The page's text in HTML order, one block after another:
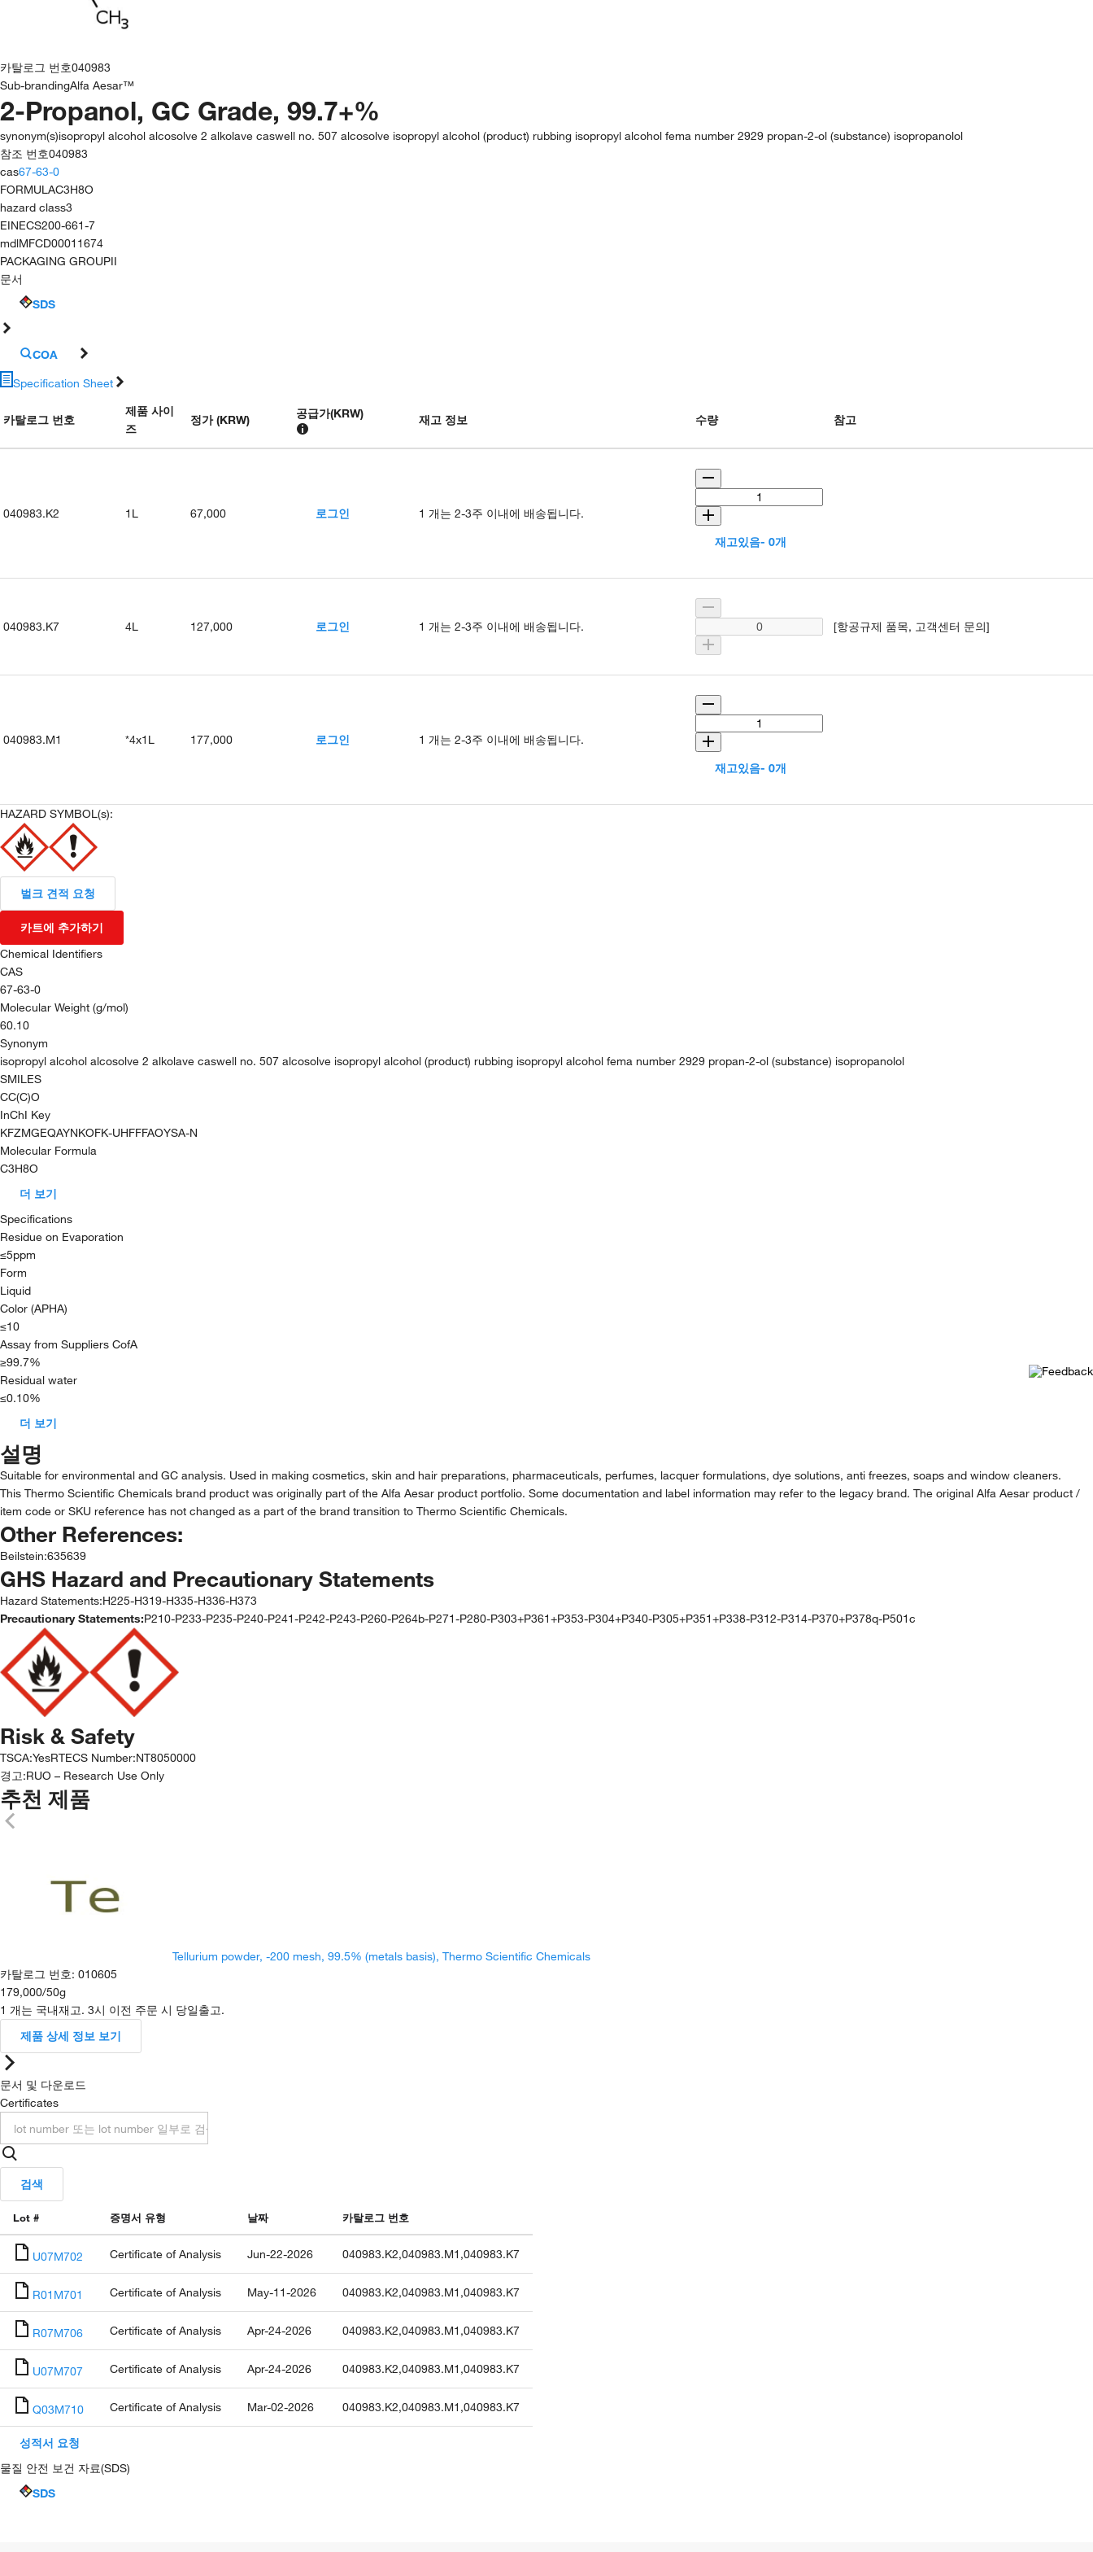
카탈로그 번호040983
Sub-brandingAlfa Aesar™
2-Propanol, GC Grade, 99.7+%
synonym(s)isopropyl alcohol alcosolve 2 alkolave caswell no. 507 alcosolve isopropyl alcohol (product) rubbing isopropyl alcohol fema number 2929 propan-2-ol (substance) isopropanolol
참조 번호040983
cas67-63-0
FORMULAC3H8O
hazard class3
EINECS200-661-7
mdlMFCD00011674
PACKAGING GROUPII
문서
SDS
COA
Specification Sheet
카탈로그 번호
제품 사이
즈
정가 (KRW) 공급가(KRW) 재고 정보 수량 참고
040983.K2 1L 67,000 로그인 1 개는 2-3주 이내에 배송됩니다.
재고있음- 0개
040983.K7 4L 127,000 로그인 1 개는 2-3주 이내에 배송됩니다. [항공규제 품목, 고객센터 문의]
040983.M1 *4x1L 177,000 로그인 1 개는 2-3주 이내에 배송됩니다.
재고있음- 0개
HAZARD SYMBOL(s):
벌크 견적 요청
카트에 추가하기
Chemical Identifiers
CAS
67-63-0
Molecular Weight (g/mol)
60.10
Synonym
isopropyl alcohol alcosolve 2 alkolave caswell no. 507 alcosolve isopropyl alcohol (product) rubbing isopropyl alcohol fema number 2929 propan-2-ol (substance) isopropanolol
SMILES
CC(C)O
InChI Key
KFZMGEQAYNKOFK-UHFFFAOYSA-N
Molecular Formula
C3H8O
더 보기
Specifications
Residue on Evaporation
≤5ppm
Form
Liquid
Color (APHA)
≤10
Assay from Suppliers CofA
≥99.7%
Residual water
≤0.10%
더 보기
설명
Suitable for environmental and GC analysis. Used in making cosmetics, skin and hair preparations, pharmaceuticals, perfumes, lacquer formulations, dye solutions, anti freezes, soaps and window cleaners.
This Thermo Scientific Chemicals brand product was originally part of the Alfa Aesar product portfolio. Some documentation and label information may refer to the legacy brand. The original Alfa Aesar product /
item code or SKU reference has not changed as a part of the brand transition to Thermo Scientific Chemicals.
Other References:
Beilstein:635639
GHS Hazard and Precautionary Statements
Hazard Statements:H225-H319-H335-H336-H373
Precautionary Statements:P210-P233-P235-P240-P241-P242-P243-P260-P264b-P271-P280-P303+P361+P353-P304+P340-P305+P351+P338-P312-P314-P370+P378q-P501c
Risk & Safety
TSCA:YesRTECS Number:NT8050000
경고:RUO – Research Use Only
추천 제품
Tellurium powder, -200 mesh, 99.5% (metals basis), Thermo Scientific Chemicals
카탈로그 번호: 010605
179,000/50g
1 개는 국내재고. 3시 이전 주문 시 당일출고.
제품 상세 정보 보기
문서 및 다운로드
Certificates
검색
Lot # 증명서 유형 날짜 카탈로그 번호
U07M702 Certificate of Analysis Jun-22-2026 040983.K2,040983.M1 ,040983.K7
R01M701 Certificate of Analysis May-11-2026 040983.K2,040983.M1 ,040983.K7
R07M706 Certificate of Analysis Apr-24-2026 040983.K2,040983.M1 ,040983.K7
U07M707 Certificate of Analysis Apr-24-2026 040983.K2,040983.M1 ,040983.K7
Q03M710 Certificate of Analysis Mar-02-2026 040983.K2,040983.M1 ,040983.K7
성적서 요청
물질 안전 보건 자료(SDS)
SDS